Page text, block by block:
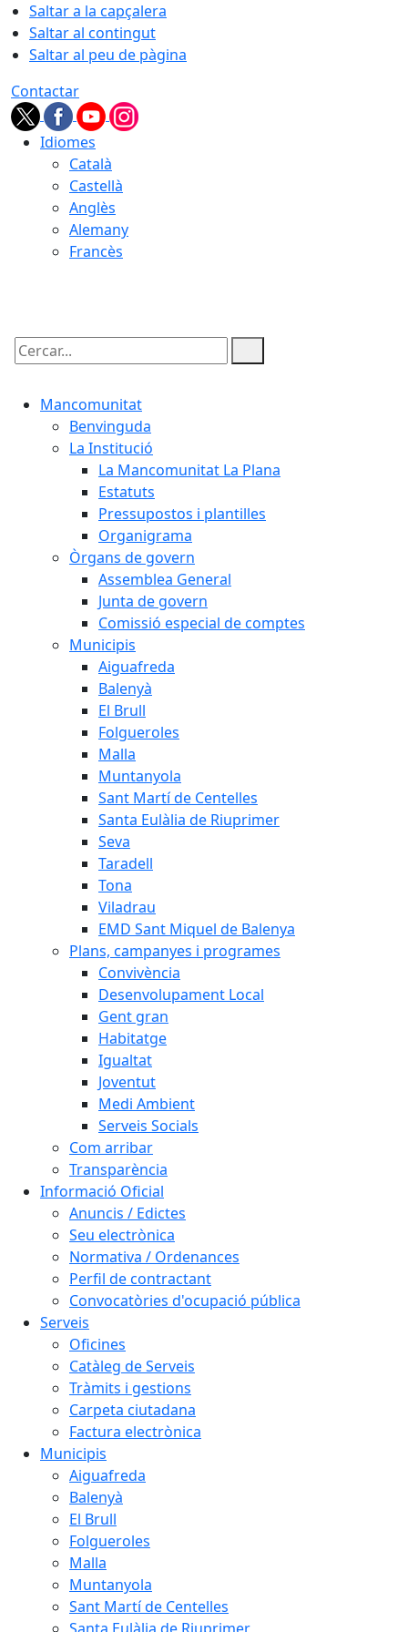
Saltar a la capçalera
Saltar al contingut
Saltar al peu de pàgina
Contactar
Idiomes
Català
Castellà
Anglès
Alemany
Francès
Cercar:
Mancomunitat
Benvinguda
La Institució
La Mancomunitat La Plana
Estatuts
Pressupostos i plantilles
Organigrama
Òrgans de govern
Assemblea General
Junta de govern
Comissió especial de comptes
Municipis
Aiguafreda
Balenyà
El Brull
Folgueroles
Malla
Muntanyola
Sant Martí de Centelles
Santa Eulàlia de Riuprimer
Seva
Taradell
Tona
Viladrau
EMD Sant Miquel de Balenya
Plans, campanyes i programes
Convivència
Desenvolupament Local
Gent gran
Habitatge
Igualtat
Joventut
Medi Ambient
Serveis Socials
Com arribar
Transparència
Informació Oficial
Anuncis / Edictes
Seu electrònica
Normativa / Ordenances
Perfil de contractant
Convocatòries d'ocupació pública
Serveis
Oficines
Catàleg de Serveis
Tràmits i gestions
Carpeta ciutadana
Factura electrònica
Municipis
Aiguafreda
Balenyà
El Brull
Folgueroles
Malla
Muntanyola
Sant Martí de Centelles